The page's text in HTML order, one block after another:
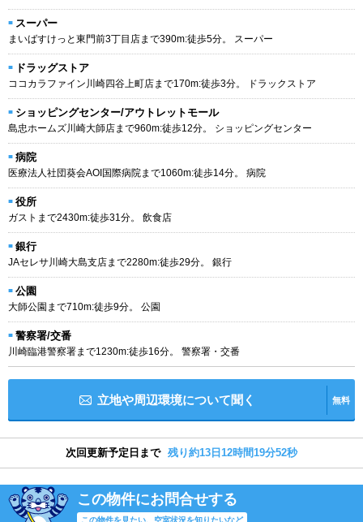
スーパー
まいばすけっと東門前3丁目店まで390m:徒歩5分。 スーパー
ドラッグストア
ココカラファイン川崎四谷上町店まで170m:徒歩3分。 ドラックストア
ショッピングセンター/アウトレットモール
島忠ホームズ川崎大師店まで960m:徒歩12分。 ショッピングセンター
病院
医療法人社団葵会AOI国際病院まで1060m:徒歩14分。 病院
役所
ガストまで2430m:徒歩31分。 飲食店
銀行
JAセレサ川崎大島支店まで2280m:徒歩29分。 銀行
公園
大師公園まで710m:徒歩9分。 公園
警察署/交番
川崎臨港警察署まで1230m:徒歩16分。 警察署・交番
立地や周辺環境について聞く 無料
次回更新予定日まで 残り約13日12時間19分51秒
この物件にお問合せする
この物件を見たい、空室状況を知りたいなど